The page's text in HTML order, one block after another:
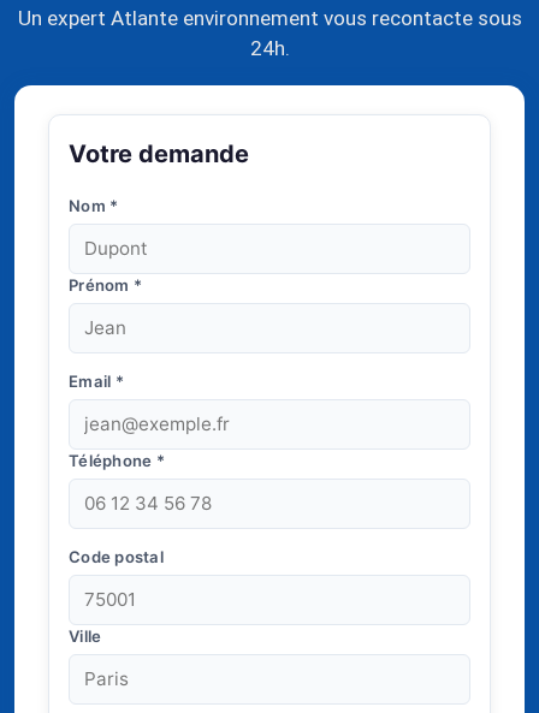
Un expert Atlante environnement vous recontacte sous
24h.
Votre demande
Nom *
Prénom *
Email *
Téléphone *
Code postal
Ville